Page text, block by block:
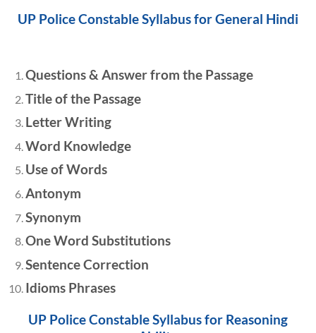
UP Police Constable Syllabus for General Hindi
Questions & Answer from the Passage
Title of the Passage
Letter Writing
Word Knowledge
Use of Words
Antonym
Synonym
One Word Substitutions
Sentence Correction
Idioms Phrases
UP Police Constable Syllabus for Reasoning